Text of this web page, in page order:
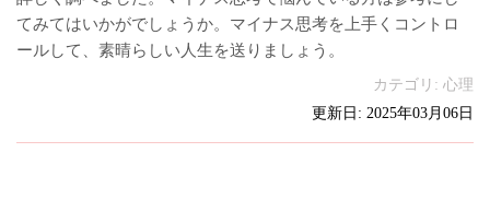
てみてはいかがでしょうか。マイナス思考を上手くコントロ
ールして、素晴らしい人生を送りましょう。
カテゴリ: 心理
更新日: 2025年03月06日